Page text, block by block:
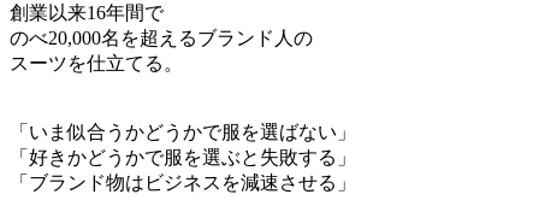
創業以来16年間で
のべ20,000名を超えるブランド人の
スーツを仕立てる。
「いま似合うかどうかで服を選ばない」
「好きかどうかで服を選ぶと失敗する」
「ブランド物はビジネスを減速させる」